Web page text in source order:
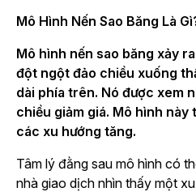
Mô Hình Nến Sao Băng Là
Mô hình nến sao băng xảy
đột ngột đảo chiều xuống
dài phía trên. Nó được xem
chiều giảm giá. Mô hình
các xu hướng tăng.
Tâm lý đằng sau mô hình có
nhà giao dịch nhìn thấy một